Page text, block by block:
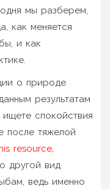
мы разберем,
как меняется
и как
о природе
результатам
спокойствия
после тяжелой
resource,
другой вид
ведь именно